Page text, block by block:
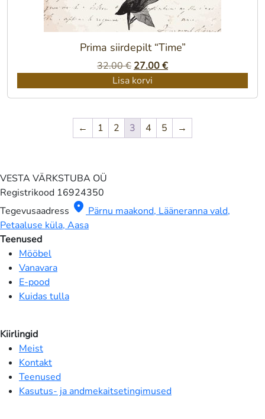
Prima siirdepilt “Time”
32.00€ Algne
hind
27.00€Praegune
Lisa korvi
← 1 2 3 4 5 →
VESTA VÄRKSTUBA OÜ
Registrikood 16924350
Tegevusaadress location_on Pärnu maakond, Lääneranna vald,
Petaaluse küla, Aasa
Teenused
Mööbel
Vanavara
E-pood
Kuidas tulla
Kiirlingid
Meist
Kontakt
Teenused
Kasutus- ja andmekaitsetingimused